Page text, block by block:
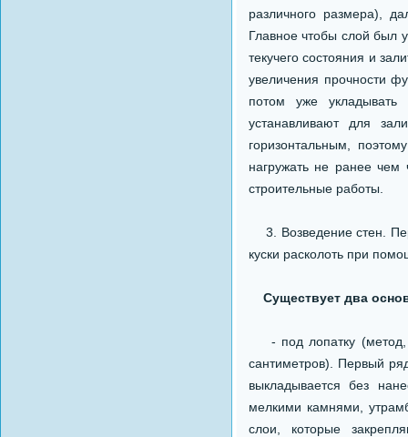
различного размера),
Главное чтобы слой был
текучего состояния и
увеличения прочности
потом уже укладывать
устанавливают для
горизонтальным,
нагружать не ранее чем
строительные работы.
3. Возведение стен.
куски расколоть при
Существует два
- под лопатку (метод,
сантиметров). Первый
выкладывается без
мелкими камнями,
слои, которые